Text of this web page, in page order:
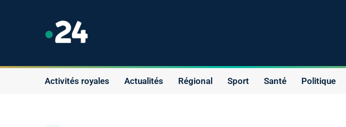
Activités royales Actualités Régional Sport Santé Politique